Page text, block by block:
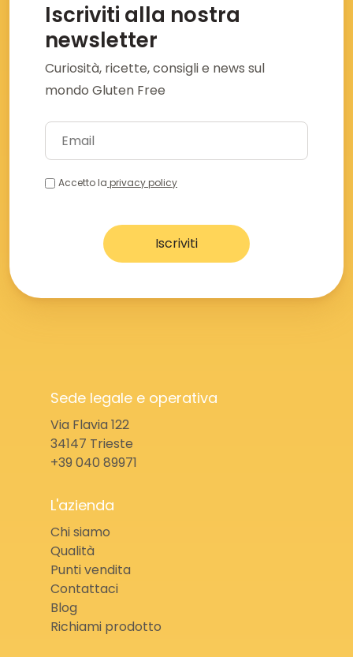
Iscriviti alla nostra
newsletter
Curiosità, ricette, consigli e news sul
mondo Gluten Free
Accetto la privacy policy
Sede legale e operativa
Via Flavia 122
34147 Trieste
+39 040 89971
L'azienda
Chi siamo
Qualità
Punti vendita
Contattaci
Blog
Richiami prodotto